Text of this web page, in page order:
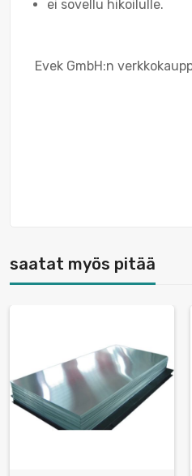
ei sovellu hikoilulle.
Evek GmbH:n
saatat myös pitää